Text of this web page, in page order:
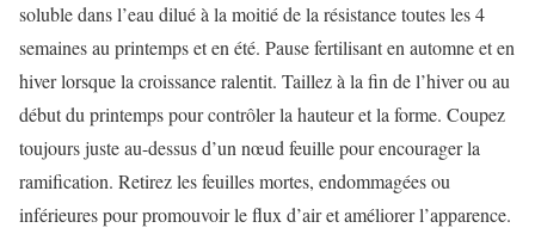
soluble dans l’eau dilué à la moitié de la résistance toutes les 4
semaines au printemps et en été. Pause fertilisant en automne et en
hiver lorsque la croissance ralentit. Taillez à la fin de l’hiver ou au
début du printemps pour contrôler la hauteur et la forme. Coupez
toujours juste au-dessus d’un nœud feuille pour encourager la
ramification. Retirez les feuilles mortes, endommagées ou
inférieures pour promouvoir le flux d’air et améliorer l’apparence.